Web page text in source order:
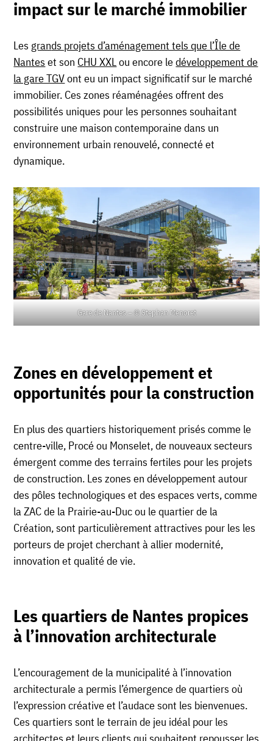
impact sur le marché immobilier
Les grands projets d’aménagement tels que l’Île de
Nantes et son CHU XXLou encore ledéveloppement de
la gare TGVont eu un impact significatif sur le marché
immobilier. Ces zones réaménagées offrent des
possibilités uniques pour les personnes souhaitant
construire une maison contemporaine dans un
environnement urbain renouvelé, connecté et
dynamique.
Gare de Nantes – © Stephan Menoret
Zones en développement et
opportunités pour la construction
En plus des quartiers historiquement prisés comme le
centre-ville, Procé ou Monselet, de nouveaux secteurs
émergent comme des terrains fertiles pour les projets
de construction. Les zones en développement autour
des pôles technologiques et des espaces verts, comme
la ZAC de la Prairie-au-Duc ou le quartier de la
Création, sont particulièrement attractives pour les les
porteurs de projet cherchant à allier modernité,
innovation et qualité de vie.
Les quartiers de Nantes propices
à l’innovation architecturale
L’encouragement de la municipalité à l’innovation
architecturale a permis l’émergence de quartiers où
l’expression créative et l’audace sont les bienvenues.
Ces quartiers sont le terrain de jeu idéal pour les